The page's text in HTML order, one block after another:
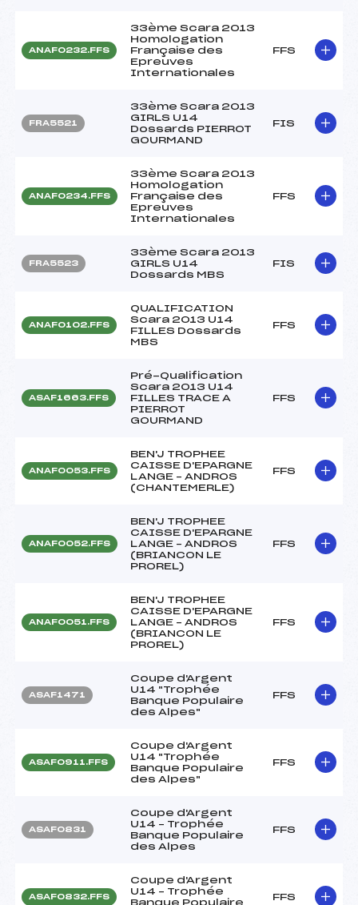
ANAF0232.FFS
33ème Scara 2013
Homologation
Française des
Epreuves
Internationales
FFS
FRA5521
33ème Scara 2013
GIRLS U14
Dossards PIERROT
GOURMAND
FIS
ANAF0234.FFS
33ème Scara 2013
Homologation
Française des
Epreuves
Internationales
FFS
FRA5523
33ème Scara 2013
GIRLS U14
Dossards MBS
FIS
ANAF0102.FFS
QUALIFICATION
Scara 2013 U14
FILLES Dossards
MBS
FFS
ASAF1663.FFS
Pré-Qualification
Scara 2013 U14
FILLES TRACE A
PIERROT
GOURMAND
FFS
ANAF0053.FFS
BEN'J TROPHEE
CAISSE D'EPARGNE
LANGE – ANDROS
(CHANTEMERLE)
FFS
ANAF0052.FFS
BEN'J TROPHEE
CAISSE D'EPARGNE
LANGE – ANDROS
(BRIANCON LE
PROREL)
FFS
ANAF0051.FFS
BEN'J TROPHEE
CAISSE D'EPARGNE
LANGE – ANDROS
(BRIANCON LE
PROREL)
FFS
ASAF1471
Coupe d'Argent
U14 "Trophée
Banque Populaire
des Alpes"
FFS
ASAF0911.FFS
Coupe d'Argent
U14 "Trophée
Banque Populaire
des Alpes"
FFS
ASAF0831
Coupe d'Argent
U14 – Trophée
Banque Populaire
des Alpes
FFS
ASAF0832.FFS
Coupe d'Argent
U14 – Trophée
Banque Populaire
FFS